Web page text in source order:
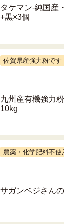
タケマン-純国産
+黒×3個
佐賀県産強力粉です
九州産有機強力
10kg
農薬・化学肥料不使
サガンベジさん